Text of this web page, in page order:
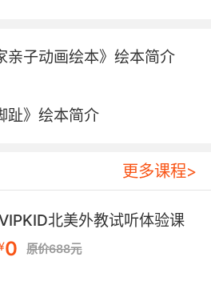
亲子动画绘本》绘本简介
趾》绘本简介
更多课程>
北美外教试听体验课
0 原价688元